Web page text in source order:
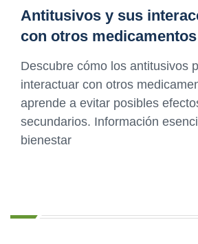
Antitusivos y sus
con otros medicamentos
Descubre cómo los antitusivos
interactuar con otros
aprende a evitar posibles
secundarios. Información
bienestar